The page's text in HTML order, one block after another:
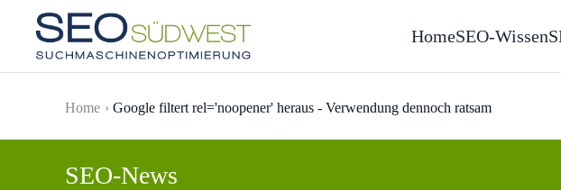
Skip to main content
HomeSEO-Wissen
Home Google filtert rel='noopener' heraus - Verwendung dennoch ratsam
SEO-News